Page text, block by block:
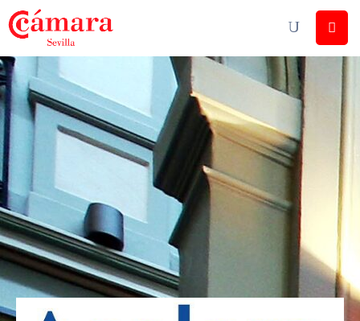
Cámara
De
Comercio
Cámara
Internacional
Formación
Jornadas